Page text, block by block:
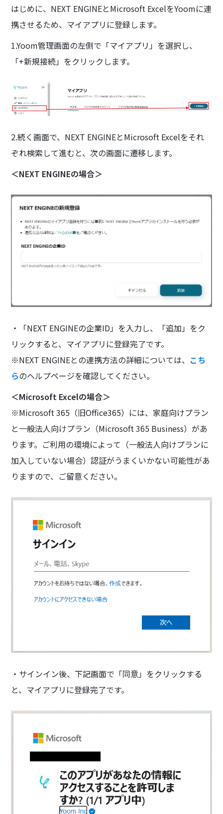
はじめに、NEXT ENGINEとMicrosoft ExcelをYoomに連
携させるため、マイアプリに登録します。
1.Yoom管理画面の左側で「マイアプリ」を選択し、
「+新規接続」をクリックします。
2.続く画面で、NEXT ENGINEとMicrosoft Excelをそれ
ぞれ検索して進むと、次の画面に遷移します。
＜NEXT ENGINEの場合＞
・「NEXT ENGINEの企業ID」を入力し、「追加」をク
リックすると、マイアプリに登録完了です。
※NEXT ENGINEとの連携方法の詳細については、 こち
らのヘルプページを確認してください。
＜Microsoft Excelの場合＞
※Microsoft 365（旧Office365）には、家庭向けプラン
と一般法人向けプラン（Microsoft 365 Business）があ
ります。ご利用の環境によって（一般法人向けプランに
加入していない場合）認証がうまくいかない可能性があ
りますので、ご留意ください。
・サインイン後、下記画面で「同意」をクリックする
と、マイアプリに登録完了です。